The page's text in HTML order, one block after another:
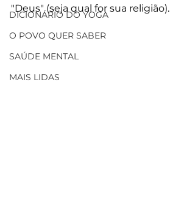
DICIONÁRIO DO YOGA
O POVO QUER SABER
SAÚDE MENTAL
MAIS LIDAS
"Deus" (seja qual for sua religião).